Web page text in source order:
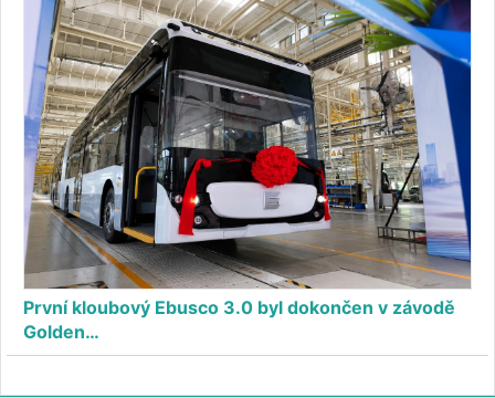
První kloubový Ebusco 3.0 byl dokončen v závodě
Golden…